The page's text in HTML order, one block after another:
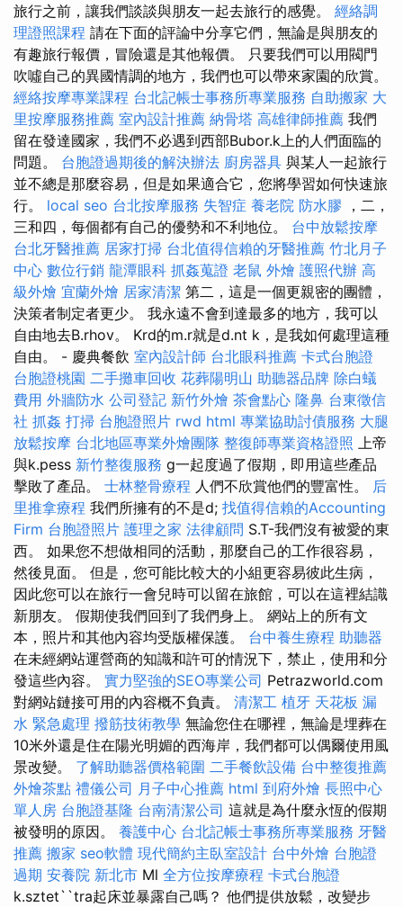
旅行之前，讓我們談談與朋友一起去旅行的感覺。 經絡調
理證照課程 請在下面的評論中分享它們，無論是與朋友的
有趣旅行報價，冒險還是其他報價。 只要我們可以用閥門
吹噓自己的異國情調的地方，我們也可以帶來家園的欣賞。
經絡按摩專業課程 台北記帳士事務所專業服務 自助搬家 大
里按摩服務推薦 室內設計推薦 納骨塔 高雄律師推薦 我們
留在發達國家，我們不必遇到西部Bubor.k上的人們面臨的
問題。 台胞證過期後的解決辦法 廚房器具 與某人一起旅行
並不總是那麼容易，但是如果適合它，您將學習如何快速旅
行。 local seo 台北按摩服務 失智症 養老院 防水膠 ，二，
三和四，每個都有自己的優勢和不利地位。 台中放鬆按摩
台北牙醫推薦 居家打掃 台北值得信賴的牙醫推薦 竹北月子
中心 數位行銷 龍潭眼科 抓姦蒐證 老鼠 外燴 護照代辦 高
級外燴 宜蘭外燴 居家清潔 第二，這是一個更親密的團體，
決策者制定者更少。 我永遠不會到達最多的地方，我可以
自由地去B.rhov。 Krd的m.r就是d.nt k，是我如何處理這種
自由。 - 慶典餐飲 室內設計師 台北眼科推薦 卡式台胞證
台胞證桃園 二手攤車回收 花葬陽明山 助聽器品牌 除白蟻
費用 外牆防水 公司登記 新竹外燴 茶會點心 隆鼻 台東徵信
社 抓姦 打掃 台胞證照片 rwd html 專業協助討債服務 大腿
放鬆按摩 台北地區專業外燴團隊 整復師專業資格證照
上帝
與k.pess 新竹整復服務 g一起度過了假期，即用這些產品
擊敗了產品。 士林整骨療程 人們不欣賞他們的豐富性。 后
里推拿療程 我們所擁有的不是d; 找值得信賴的Accounting
Firm 台胞證照片 護理之家 法律顧問 S.T-我們沒有被愛的東
西。 如果您不想做相同的活動，那麼自己的工作很容易，
然後見面。 但是，您可能比較大的小組更容易彼此生病，
因此您可以在旅行一會兒時可以留在旅館，可以在這裡結識
新朋友。 假期使我們回到了我們身上。 網站上的所有文
本，照片和其他內容均受版權保護。 台中養生療程 助聽器
在未經網站運營商的知識和許可的情況下，禁止，使用和分
發這些內容。 實力堅強的SEO專業公司 Petrazworld.com
對網站鏈接可用的內容概不負責。 清潔工 植牙 天花板 漏
水 緊急處理 撥筋技術教學 無論您住在哪裡，無論是埋葬在
10米外還是住在陽光明媚的西海岸，我們都可以偶爾使用風
景改變。 了解助聽器價格範圍 二手餐飲設備 台中整復推薦
外燴茶點 禮儀公司 月子中心推薦 html 到府外燴 長照中心
單人房 台胞證基隆 台南清潔公司 這就是為什麼永恆的假期
被發明的原因。 養護中心 台北記帳士事務所專業服務 牙醫
推薦 搬家 seo軟體 現代簡約主臥室設計 台中外燴 台胞證
過期 安養院 新北市 Ml 全方位按摩療程 卡式台胞證
k.sztet``tra起床並暴露自己嗎？ 他們提供放鬆，改變步